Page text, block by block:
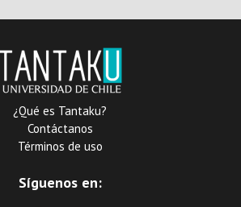
¿Qué es Tantaku?
Contáctanos
Términos de uso
Síguenos en: